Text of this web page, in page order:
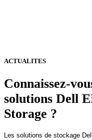
ACTUALITES
Connaissez-
solutions Dell
Storage ?
Les solutions de stockage